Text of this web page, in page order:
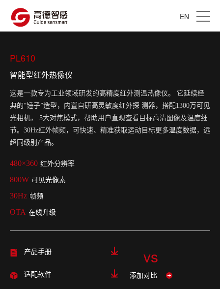
EN
PL610
智能型红外热像仪
这是一款专为工业领域研发的高精度红外测温热像仪。 它延续经
典的“锤子”造型，内置自研高灵敏度红外探 测器，搭配1300万可见
光相机， 5大对焦模式，帮助用户直观查看目标高清图像及温度细
节。30Hz红外帧频，可快速、精准获取运动目标更多温度数据，远
超同级别产品。
480×360 红外分辨率
800W 可见光像素
30Hz 帧频
OTA 在线升级
产品手册
适配软件
vs
添加对比